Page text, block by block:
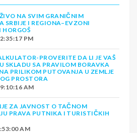
NA SVIM GRANIČNIM
SRBIJE I REGIONA–EVZONI
HORGOŠ
PM
PROVERITE DA LI JE VAŠ
SKLADU SA PRAVILOM BORAVKA
PRILIKOM PUTOVANJA U ZEMLJE
PROSTORA
AM
ZA JAVNOST O TAČNOM
PRAVA PUTNIKA I TURISTIČKIH
AM